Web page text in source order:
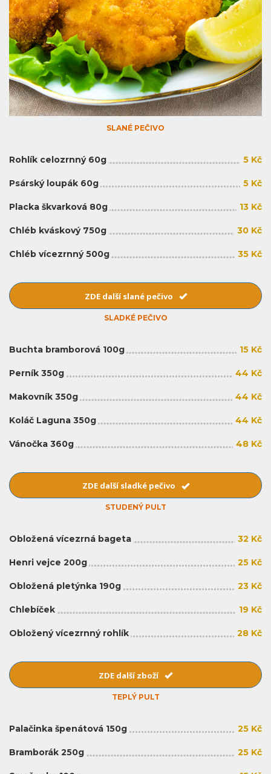
SLANÉ PEČIVO
Rohlík celozrnný 60g 5 Kč
Psárský loupák 60g 5 Kč
Placka škvarková 80g 13 Kč
Chléb kváskový 750g 30 Kč
Chléb vícezrnný 500g 35 Kč
ZDE další slané pečivo
SLADKÉ PEČIVO
Buchta bramborová 100g 15 Kč
Perník 350g 44 Kč
Makovník 350g 44 Kč
Koláč Laguna 350g 44 Kč
Vánočka 360g 48 Kč
ZDE další sladké pečivo
STUDENÝ PULT
Obložená vícezrná bageta 32 Kč
Henri vejce 200g 25 Kč
Obložená pletýnka 190g 23 Kč
Chlebíček 19 Kč
Obložený vícezrnný rohlík 28 Kč
ZDE další zboží
TEPLÝ PULT
Palačinka špenátová 150g 25 Kč
Bramborák 250g 25 Kč